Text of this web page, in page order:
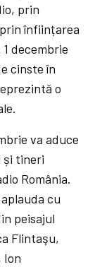
prin
înființarea
decembrie
cinste în
o
va aduce
și tineri
România.
cu
peisajul
Flintaşu,
Ion